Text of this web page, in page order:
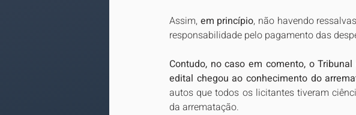
Assim, em princípio, não havendo
responsabilidade pelo pagamento das
Contudo, no caso em comento, o
edital chegou ao conhecimento do
autos que todos os licitantes tiveram
da arrematação.